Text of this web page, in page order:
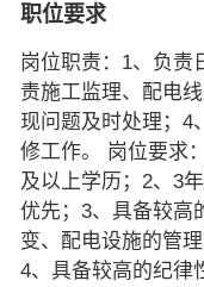
职位要求
岗位职责：1、负责
责施工监理、配电
现问题及时处理；4
修工作。 岗位要求
及以上学历；2、3
优先；3、具备较高
变、配电设施的管
4、具备较高的纪律